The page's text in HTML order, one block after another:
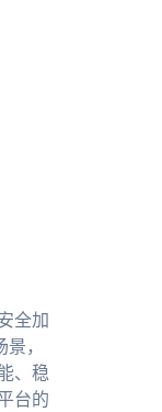
全加
，
、稳
台的